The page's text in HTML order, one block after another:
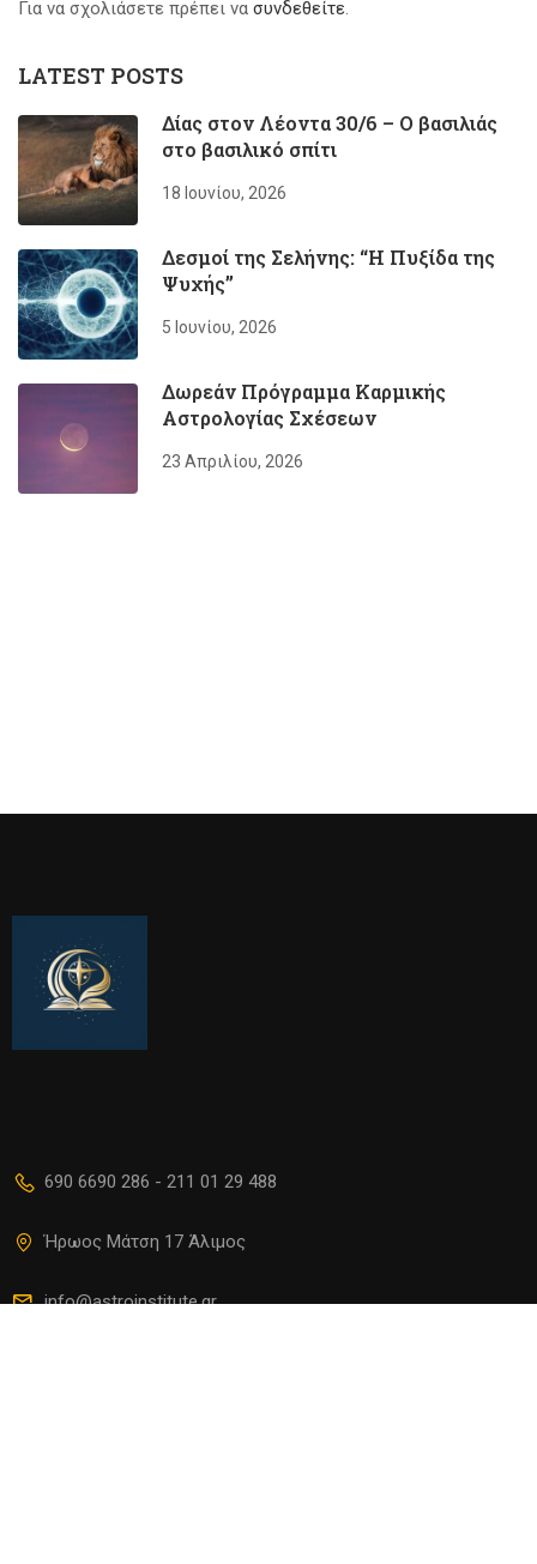
Για να σχολιάσετε πρέπει να συνδεθείτε
LATEST POSTS
Δίας στον Λέοντα 30/6 – Ο βασιλιάς
στο βασιλικό σπίτι
18 Ιουνίου, 2026
Δεσμοί της Σελήνης: “Η Πυξίδα της
Ψυχής”
5 Ιουνίου, 2026
Δωρεάν Πρόγραμμα Καρμικής
Αστρολογίας Σχέσεων
23 Απριλίου, 2026
690 6690 286 - 211 01 29 488
Ήρωος Μάτση 17 Άλιμος
info@astroinstitute.gr